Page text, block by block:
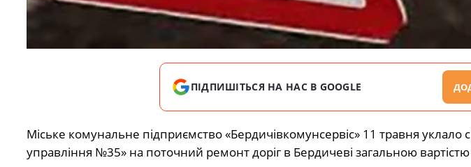
ПІДПИШІТЬСЯ НА НАС В GOOGLE
Міське комунальне підприємство «Бердичівкомунсервіс» 11 травня уклало
управління №35» на поточний ремонт доріг в Бердичеві загальною